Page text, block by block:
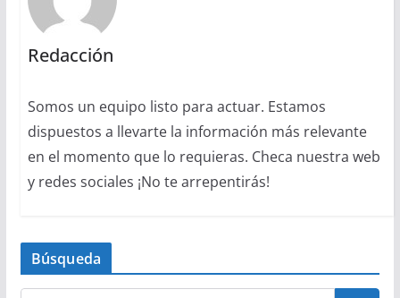
Redacción
Somos un equipo listo para actuar. Estamos
dispuestos a llevarte la información más relevante
en el momento que lo requieras. Checa nuestra web
y redes sociales ¡No te arrepentirás!
Búsqueda